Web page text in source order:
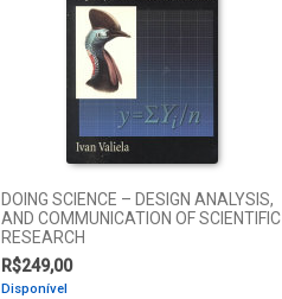
DOING SCIENCE – DESIGN ANALYSIS,
AND COMMUNICATION OF SCIENTIFIC
RESEARCH
R$249,00
Disponível